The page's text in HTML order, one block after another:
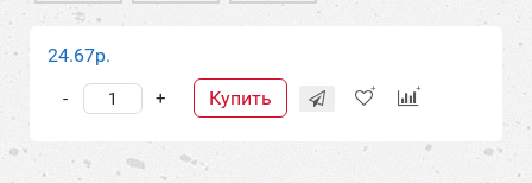
24.67р.
+
- Купить